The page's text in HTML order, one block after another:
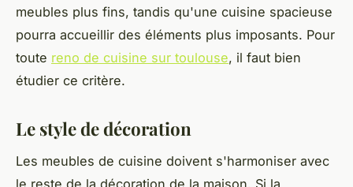
meubles plus fins, tandis qu'une cuisine spacieuse
pourra accueillir des éléments plus imposants. Pour
toute reno de cuisine sur toulouse, il faut bien
étudier ce critère.
Le style de décoration
Les meubles de cuisine doivent s'harmoniser avec